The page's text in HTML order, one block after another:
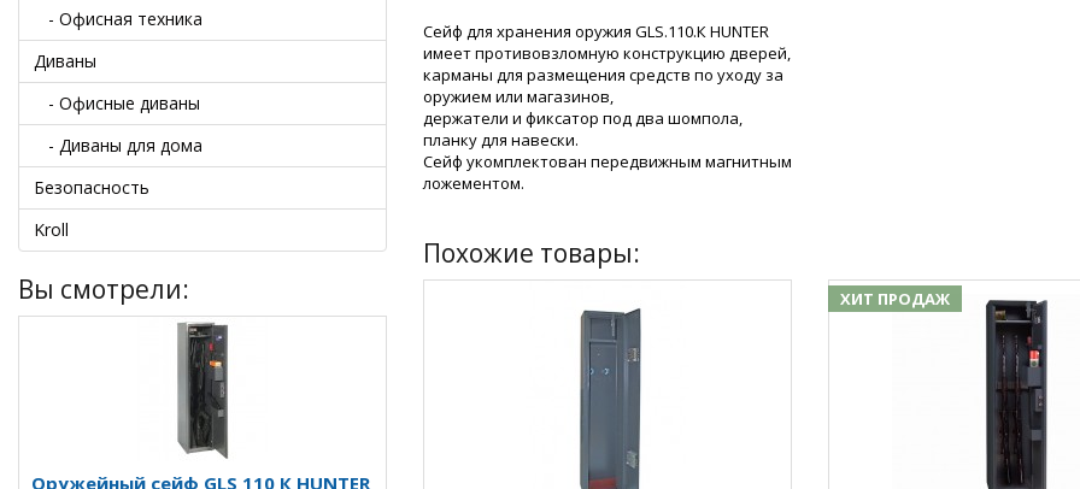
- Офисная техника
Диваны
- Офисные диваны
- Диваны для дома
Безопасность
Kroll
Вы смотрели:
Оружейный сейф GLS 110 К HUNTER
Сейф для хранения оружия GLS.110.К HUNTER
имеет противовзломную конструкцию дверей,
карманы для размещения средств по уходу за
оружием или магазинов,
держатели и фиксатор под два шомпола,
планку для навески.
Сейф укомплектован передвижным магнитным
ложементом.
Похожие товары:
ХИТ ПРОДАЖ